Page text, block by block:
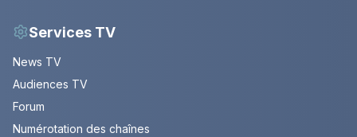
Services TV
News TV
Audiences TV
Forum
Numérotation des chaînes